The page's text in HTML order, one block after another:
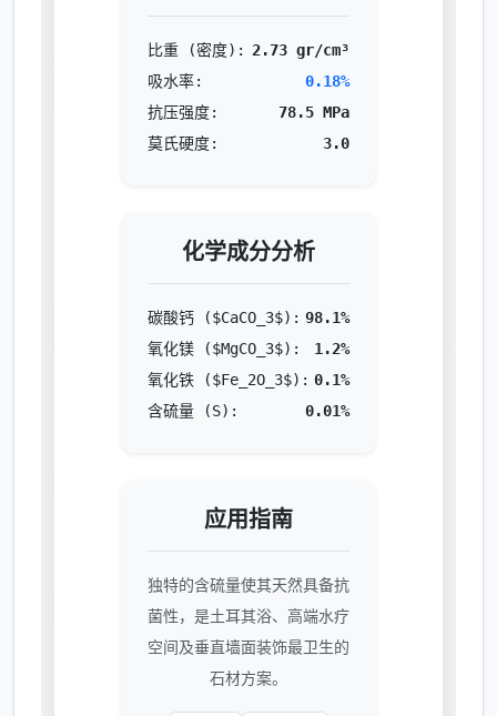
比重 (密度):
2.73 gr/cm³
吸水率:
0.18%
抗压强度:
78.5 MPa
莫氏硬度:
3.0
化学成分分析
碳酸钙 ($CaCO_3$): 98.1%
氧化镁 ($MgCO_3$):
1.2%
氧化铁 ($Fe_2O_3$): 0.1%
含硫量 (S):
0.01%
应用指南
独特的含硫量使其天然具备抗
菌性，是土耳其浴、高端水疗
空间及垂直墙面装饰最卫生的
石材方案。